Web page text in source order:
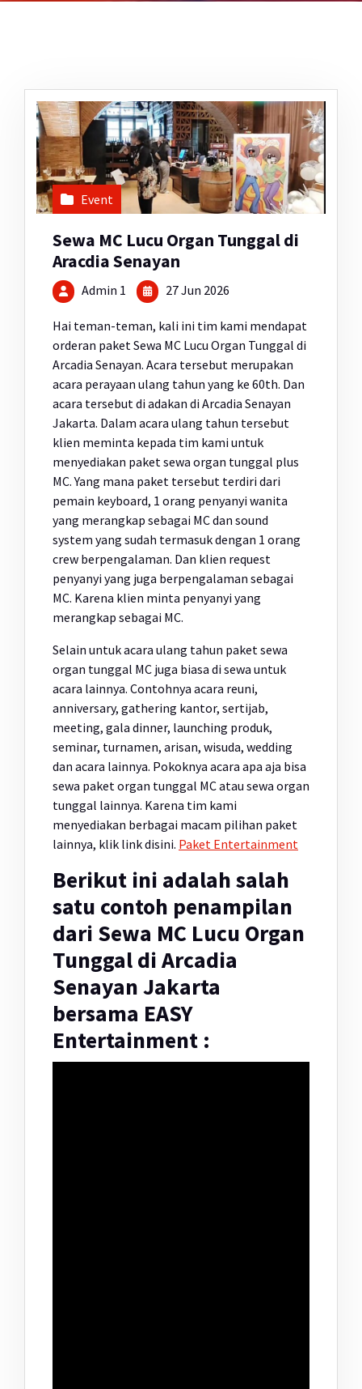
Event
Sewa MC Lucu Organ Tunggal di
Aracdia Senayan
Admin 1 27 Jun 2026
Hai teman-teman, kali ini tim kami mendapat
orderan paket Sewa MC Lucu Organ Tunggal di
Arcadia Senayan. Acara tersebut merupakan
acara perayaan ulang tahun yang ke 60th. Dan
acara tersebut di adakan di Arcadia Senayan
Jakarta. Dalam acara ulang tahun tersebut
klien meminta kepada tim kami untuk
menyediakan paket sewa organ tunggal plus
MC. Yang mana paket tersebut terdiri dari
pemain keyboard, 1 orang penyanyi wanita
yang merangkap sebagai MC dan sound
system yang sudah termasuk dengan 1 orang
crew berpengalaman. Dan klien request
penyanyi yang juga berpengalaman sebagai
MC. Karena klien minta penyanyi yang
merangkap sebagai MC.
Selain untuk acara ulang tahun paket sewa
organ tunggal MC juga biasa di sewa untuk
acara lainnya. Contohnya acara reuni,
anniversary, gathering kantor, sertijab,
meeting, gala dinner, launching produk,
seminar, turnamen, arisan, wisuda, wedding
dan acara lainnya. Pokoknya acara apa aja bisa
sewa paket organ tunggal MC atau sewa organ
tunggal lainnya. Karena tim kami
menyediakan berbagai macam pilihan paket
lainnya, klik link disini. Paket Entertainment
Berikut ini adalah salah
satu contoh penampilan
dari Sewa MC Lucu Organ
Tunggal di Arcadia
Senayan Jakarta
bersama EASY
Entertainment :